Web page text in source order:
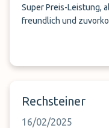
Super Preis-Leistung,
freundlich und
Rechsteiner
16/02/2025